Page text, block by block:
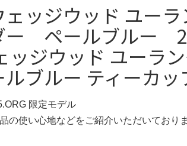
ッジウッド ユーラ
ペールブルー
ッジウッド ユーラ
ブルー ティーカッ
限定モデル
の使い心地などをご紹介いただいており